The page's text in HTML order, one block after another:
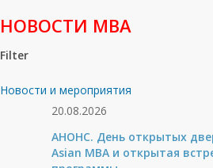
НОВОСТИ МВА
Filter
Новости и мероприятия
20.08.2026
АНОНС. День открытых
Asian MBA и открытая